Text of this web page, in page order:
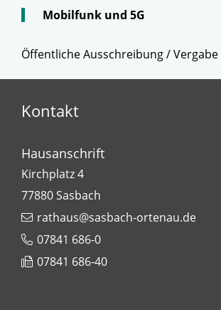
Mobilfunk und 5G
Öffentliche Ausschreibung / Vergabe
Kontakt
Hausanschrift
Kirchplatz 4
77880Sasbach
rathaus@sasbach-ortenau.de
07841 686-0
07841 686-40